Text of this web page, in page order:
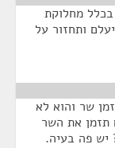
בכלל מחלוקת
ותחזור על
שר והוא לא
תזמן את השר
יש פה בעיה.